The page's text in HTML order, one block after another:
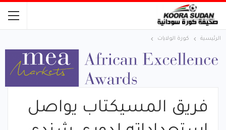
الرئيسية كورة الولايات
فريق المسيكتاب يواصل